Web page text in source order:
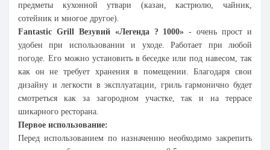
предметы кухонной утвари (казан, кастрюлю, чайник,
сотейник и многое другое).
Fantastic Grill Везувий «Легенда ? 1000» - очень прост и
удобен при использовании и уходе. Работает при любой
погоде. Его можно установить в беседке или под навесом, так
как он не требует хранения в помещении. Благодаря свои
дизайну и легкости в эксплуатации, гриль гармонично будет
смотреться как за загородном участке, так и на террасе
шикарного ресторана.
Первое использование:
Перед использованием по назначению необходимо закрепить